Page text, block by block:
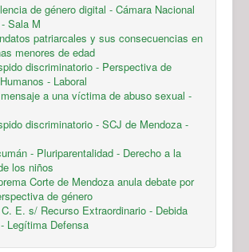
de género digital - Cámara Nacional
Sala M
patriarcales y sus consecuencias en
menores de edad
discriminatorio - Perspectiva de
- Laboral
a una víctima de abuso sexual -
discriminatorio - SCJ de Mendoza -
- Pluriparentalidad - Derecho a la
los niños
Corte de Mendoza anula debate por
de género
E. s/ Recurso Extraordinario - Debida
Legítima Defensa